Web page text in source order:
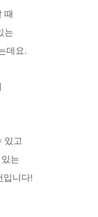
때
는
데요.
있고
는
입니다!